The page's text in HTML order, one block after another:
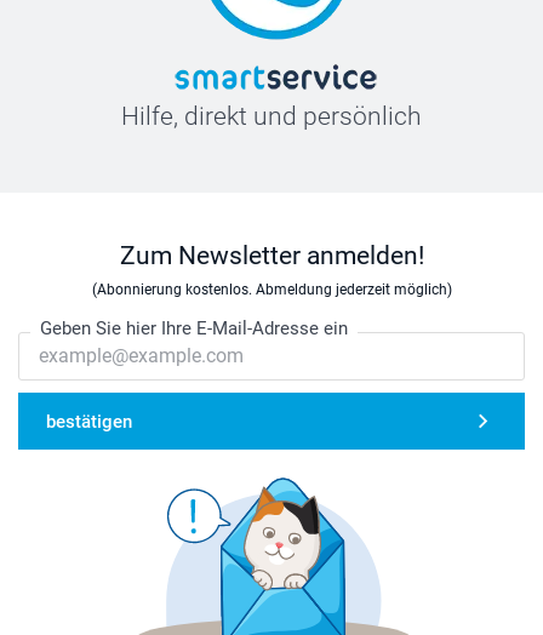
Hilfe, direkt und persönlich
Zum Newsletter anmelden!
(Abonnierung kostenlos. Abmeldung jederzeit möglich)
Geben Sie hier Ihre E-Mail-Adresse ein
bestätigen